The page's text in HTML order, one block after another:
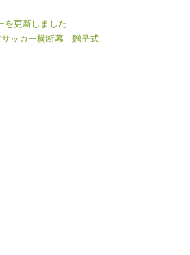
を更新しました
サッカー横断幕 贈呈式